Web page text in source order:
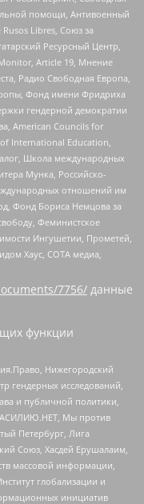
помощи, Антивоенный
Libres, Союз за
Ресурсный Центр,
Article 19, Мнение
Радио Свободная Европа,
Фонд имени Фридриха
гендерной демократии
American Councils for
International Education,
Школа международных
Мунка, Российско-
отношений им
Фонд Бориса Немцова за
Феминистское
Ингушетии, Прометей,
Хаус, СОТА медиа,
7756/ данные
функции
Нижегородский
гендерных исследований,
и публичной политики,
Мы против
Петербург, Лига
Союз, Хасдей Ерушалаим,
массовой информации,
глобализации и
инициатив